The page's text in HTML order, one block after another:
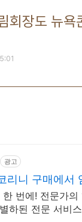
회장도 뉴
광고
리니 구매에서
번에! 전문가
하된 전문 서비